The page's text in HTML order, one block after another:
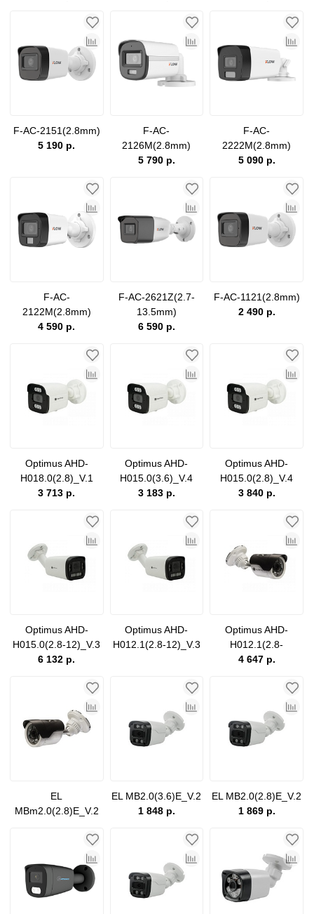
F-AC-2151(2.8mm)
5 190 р.
F-AC-
2126M(2.8mm)
5 790 р.
F-AC-
2222M(2.8mm)
5 090 р.
F-AC-
2122M(2.8mm)
4 590 р.
F-AC-2621Z(2.7-
13.5mm)
6 590 р.
F-AC-1121(2.8mm)
2 490 р.
Optimus AHD-
H018.0(2.8)_V.1
3 713 р.
Optimus AHD-
H015.0(3.6)_V.4
3 183 р.
Optimus AHD-
H015.0(2.8)_V.4
3 840 р.
Optimus AHD-
H015.0(2.8-12)_V.3
6 132 р.
Optimus AHD-
H012.1(2.8-12)_V.3
Optimus AHD-
H012.1(2.8-
12)E_V.4
4 647 р.
EL
MBm2.0(2.8)E_V.2
EL MB2.0(3.6)E_V.2
1 848 р.
EL MB2.0(2.8)E_V.2
1 869 р.